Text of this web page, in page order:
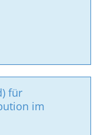
für
im